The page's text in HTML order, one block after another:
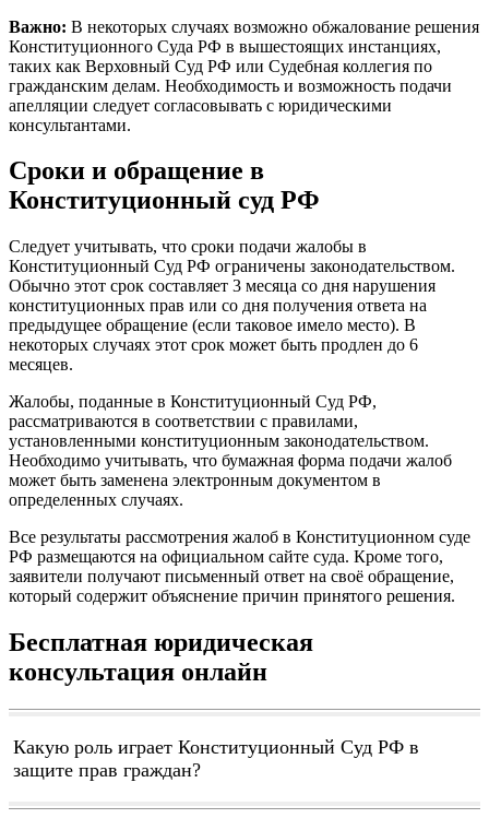
Важно: В некоторых случаях возможно обжалование решения
Конституционного Суда РФ в вышестоящих инстанциях,
таких как Верховный Суд РФ или Судебная коллегия по
гражданским делам. Необходимость и возможность подачи
апелляции следует согласовывать с юридическими
консультантами.
Сроки и обращение в
Конституционный суд РФ
Следует учитывать, что сроки подачи жалобы в
Конституционный Суд РФ ограничены законодательством.
Обычно этот срок составляет 3 месяца со дня нарушения
конституционных прав или со дня получения ответа на
предыдущее обращение (если таковое имело место). В
некоторых случаях этот срок может быть продлен до 6
месяцев.
Жалобы, поданные в Конституционный Суд РФ,
рассматриваются в соответствии с правилами,
установленными конституционным законодательством.
Необходимо учитывать, что бумажная форма подачи жалоб
может быть заменена электронным документом в
определенных случаях.
Все результаты рассмотрения жалоб в Конституционном суде
РФ размещаются на официальном сайте суда. Кроме того,
заявители получают письменный ответ на своё обращение,
который содержит объяснение причин принятого решения.
Бесплатная юридическая
консультация онлайн
Какую роль играет Конституционный Суд РФ в
защите прав граждан?